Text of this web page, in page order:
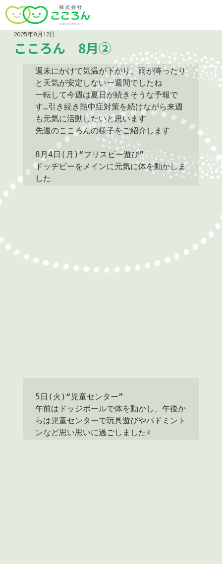
こころん 8月②
2025年8月12日
週末にかけて気温が下がり、雨が降ったり
と天気が安定しない一週間でしたね
一転して今週は夏日が続きそうな予報で
す…引き続き熱中症対策を続けながら来週
も元気に活動したいと思います
先週のこころんの様子をご紹介します
8月4日(月)“フリスビー遊び”
ドッヂビーをメインに元気に体を動かしま
5日(火)“児童センター”
午前はドッジボールで体を動かし、午後か
らは児童センターで玩具遊びやバドミント